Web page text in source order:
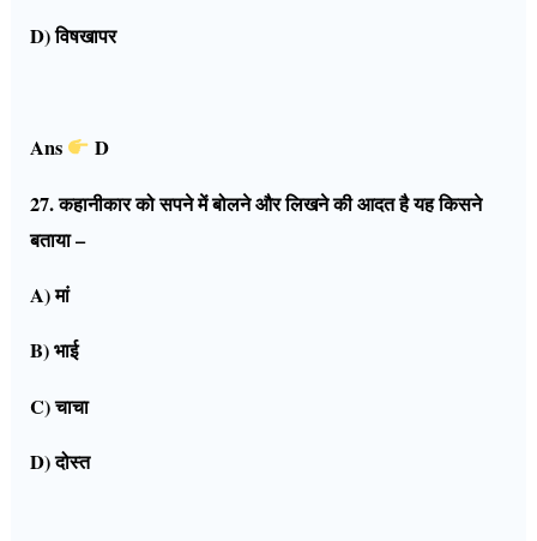
D) विषखापर
Ans
D
27. कहानीकार को सपने में बोलने और लिखने की आदत है यह किसने
बताया –
A) मां
B) भाई
C) चाचा
D) दोस्त